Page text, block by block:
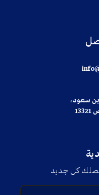
بن سعود،
ليصلك كل جديد